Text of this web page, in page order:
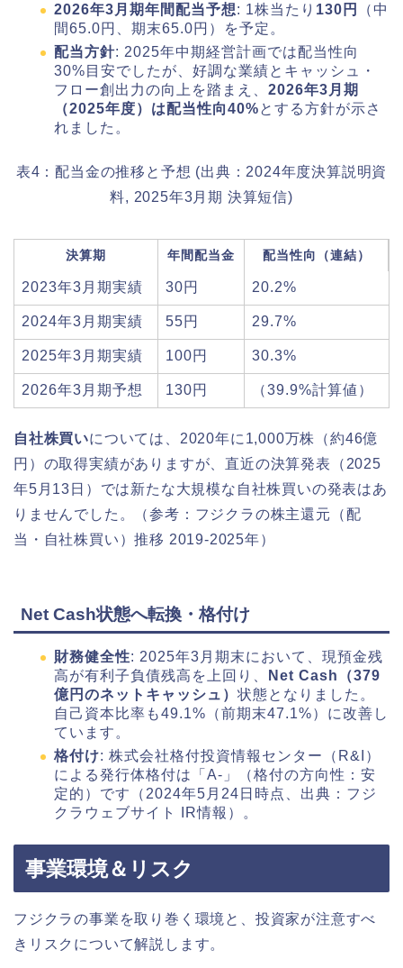
2026年3月期年間配当予想: 1株当たり 130円
（中
間65.0円、期末65.0円）を予定。
配当方針: 2025年中期経営計画では配当性向
30%目安でしたが、好調な業績とキャッシュ・
フロー創出力の向上を踏まえ、 2026年3月期
（2025年度）は配当性向40%とする方針が示さ
れました。
表4：配当金の推移と予想 (出典：2024年度決算説明資
料, 2025年3月期 決算短信)
決算期 年間配当金 配当性向（連結）
2023年3月期実績 30円 20.2%
2024年3月期実績 55円 29.7%
2025年3月期実績 100円 30.3%
2026年3月期予想 130円 （39.9%計算値）
自社株買いについては、2020年に1,000万株（約46億
円）の取得実績がありますが、直近の決算発表（2025
年5月13日）では新たな大規模な自社株買いの発表はあ
りませんでした。（参考：フジクラの株主還元（配
当・自社株買い）推移 2019-2025年）
Net Cash状態へ転換・格付け
財務健全性: 2025年3月期末において、現預金残
高が有利子負債残高を上回り、
Net Cash（379
億円のネットキャッシュ） 状態となりました。
自己資本比率も49.1%（前期末47.1%）に改善し
ています。
格付け: 株式会社格付投資情報センター（R&I）
による発行体格付は「A-」（格付の方向性：安
定的）です（2024年5月24日時点、出典：フジ
クラウェブサイト IR情報）。
事業環境＆リスク
フジクラの事業を取り巻く環境と、投資家が注意すべ
きリスクについて解説します。